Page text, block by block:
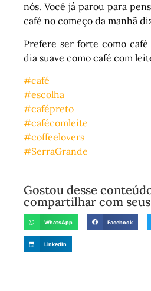
nós. Você já parou para
café no começo da manhã
Prefere ser forte como
dia suave como café com
#café
#escolha
#cafépreto
#cafécomleite
#coffeelovers
#SerraGrande
Gostou desse
compartilhar com
WhatsApp Facebook
LinkedIn